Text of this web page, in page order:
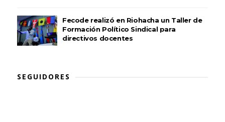
Fecode realizó en Riohacha un Taller de
Formación Político Sindical para
directivos docentes
SEGUIDORES